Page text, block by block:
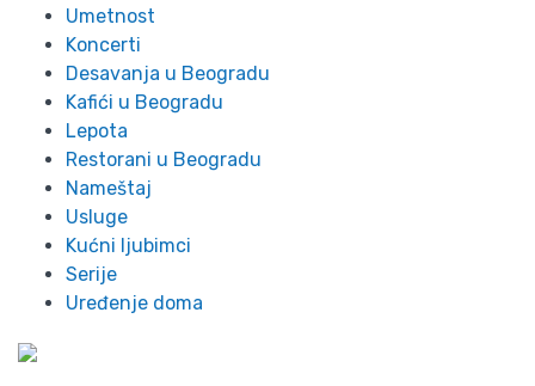
Umetnost
Koncerti
Desavanja u Beogradu
Kafići u Beogradu
Lepota
Restorani u Beogradu
Nameštaj
Usluge
Kućni ljubimci
Serije
Uređenje doma